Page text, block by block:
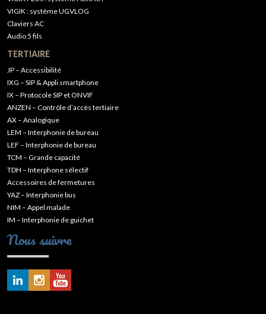
VIGIK : système UGVLOG
Claviers AC
Audio 5 fils
TERTIAIRE
JP – Accessibilité
IXG – SIP & Appli smartphone
IX – Protocole SIP et ONVIF
ANZEN – Contrôle d’accès tertiaire
AX – Analogique
LEM – Interphonie de bureau
LEF – Interphonie de bureau
TCM – Grande capacité
TDH – Interphone sélectif
Accessoires de fermetures
YAZ – Interphonie bus
NIM – Appel malade
IM – Interphonie de guichet
Nous suivre